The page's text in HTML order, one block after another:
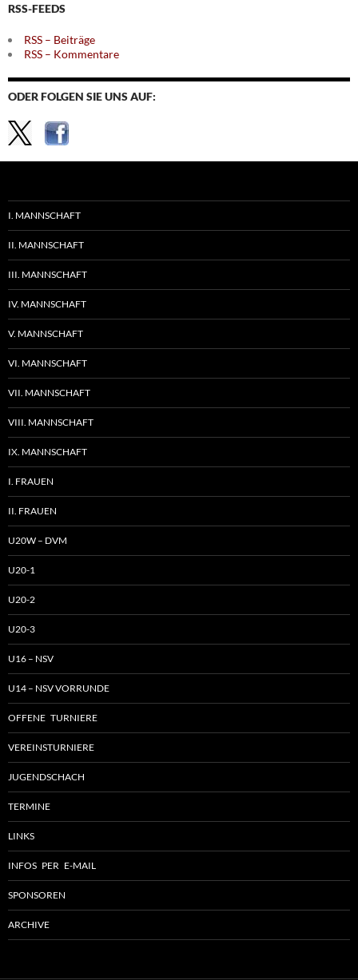
RSS-FEEDS
RSS – Beiträge
RSS – Kommentare
ODER FOLGEN SIE UNS AUF:
I. MANNSCHAFT
II. MANNSCHAFT
III. MANNSCHAFT
IV. MANNSCHAFT
V. MANNSCHAFT
VI. MANNSCHAFT
VII. MANNSCHAFT
VIII. MANNSCHAFT
IX. MANNSCHAFT
I. FRAUEN
II. FRAUEN
U20W – DVM
U20-1
U20-2
U20-3
U16 – NSV
U14 – NSV VORRUNDE
OFFENE TURNIERE
VEREINSTURNIERE
JUGENDSCHACH
TERMINE
LINKS
INFOS PER E-MAIL
SPONSOREN
ARCHIVE